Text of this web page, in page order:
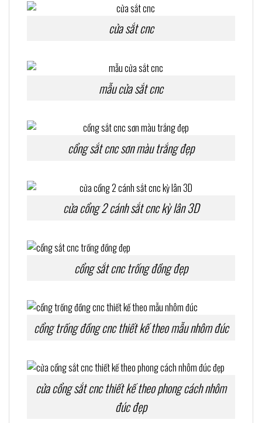
cửa sắt cnc
mẫu cửa sắt cnc
cổng sắt cnc sơn màu trắng đẹp
cửa cổng 2 cánh sắt cnc kỳ lân 3D
cổng sắt cnc trống đồng đẹp
cổng trống đồng cnc thiết kế theo mẫu nhôm đúc
cửa cổng sắt cnc thiết kế theo phong cách nhôm
đúc đẹp